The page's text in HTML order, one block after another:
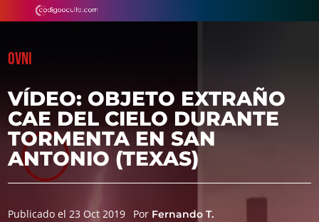
OVNI
VÍDEO: OBJETO EXTRAÑO
CAE DEL CIELO DURANTE
TORMENTA EN SAN
ANTONIO (TEXAS)
Publicado el 23 Oct 2019 Por Fernando T.